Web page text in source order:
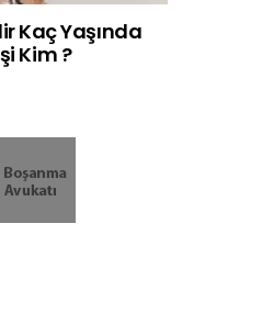
Kaç Yaşında
Kim ?